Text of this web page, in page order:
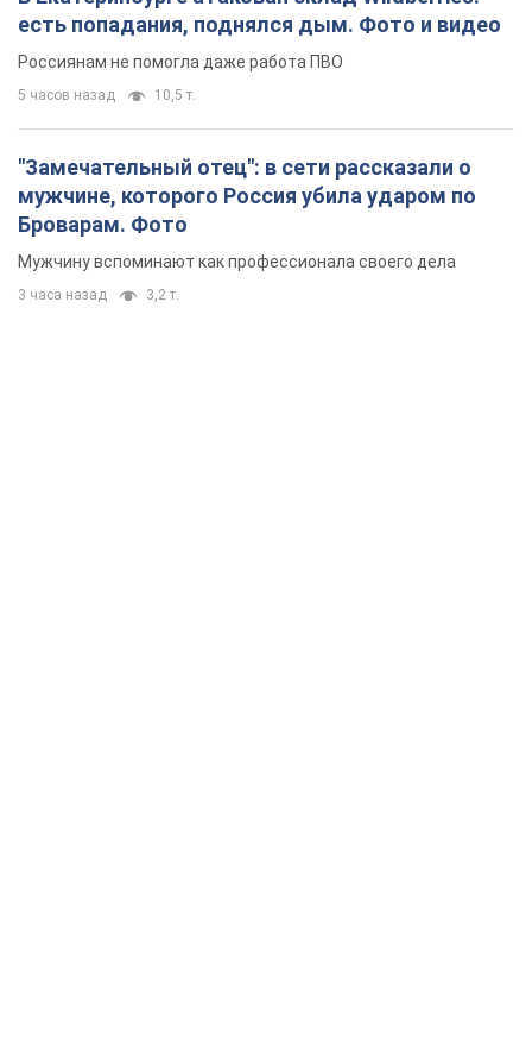
есть попадания, поднялся дым. Фото и видео
Россиянам не помогла даже работа ПВО
5 часов назад 10,5 т.
"Замечательный отец": в сети рассказали о
мужчине, которого Россия убила ударом по
Броварам. Фото
Мужчину вспоминают как профессионала своего дела
3 часа назад 3,2 т.